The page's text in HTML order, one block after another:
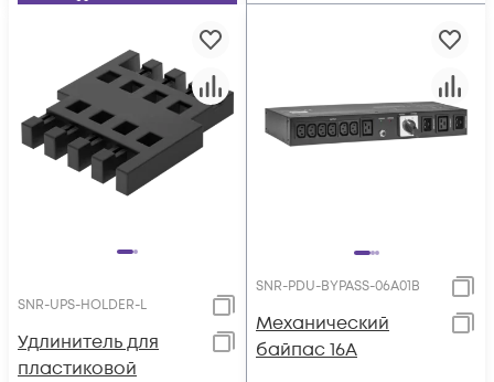
SNR-UPS-HOLDER-L
Удлинитель для
пластиковой
SNR-PDU-BYPASS-06A01B
Механический
байпас 16А